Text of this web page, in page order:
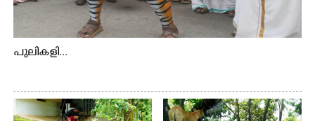
പുലികളി...